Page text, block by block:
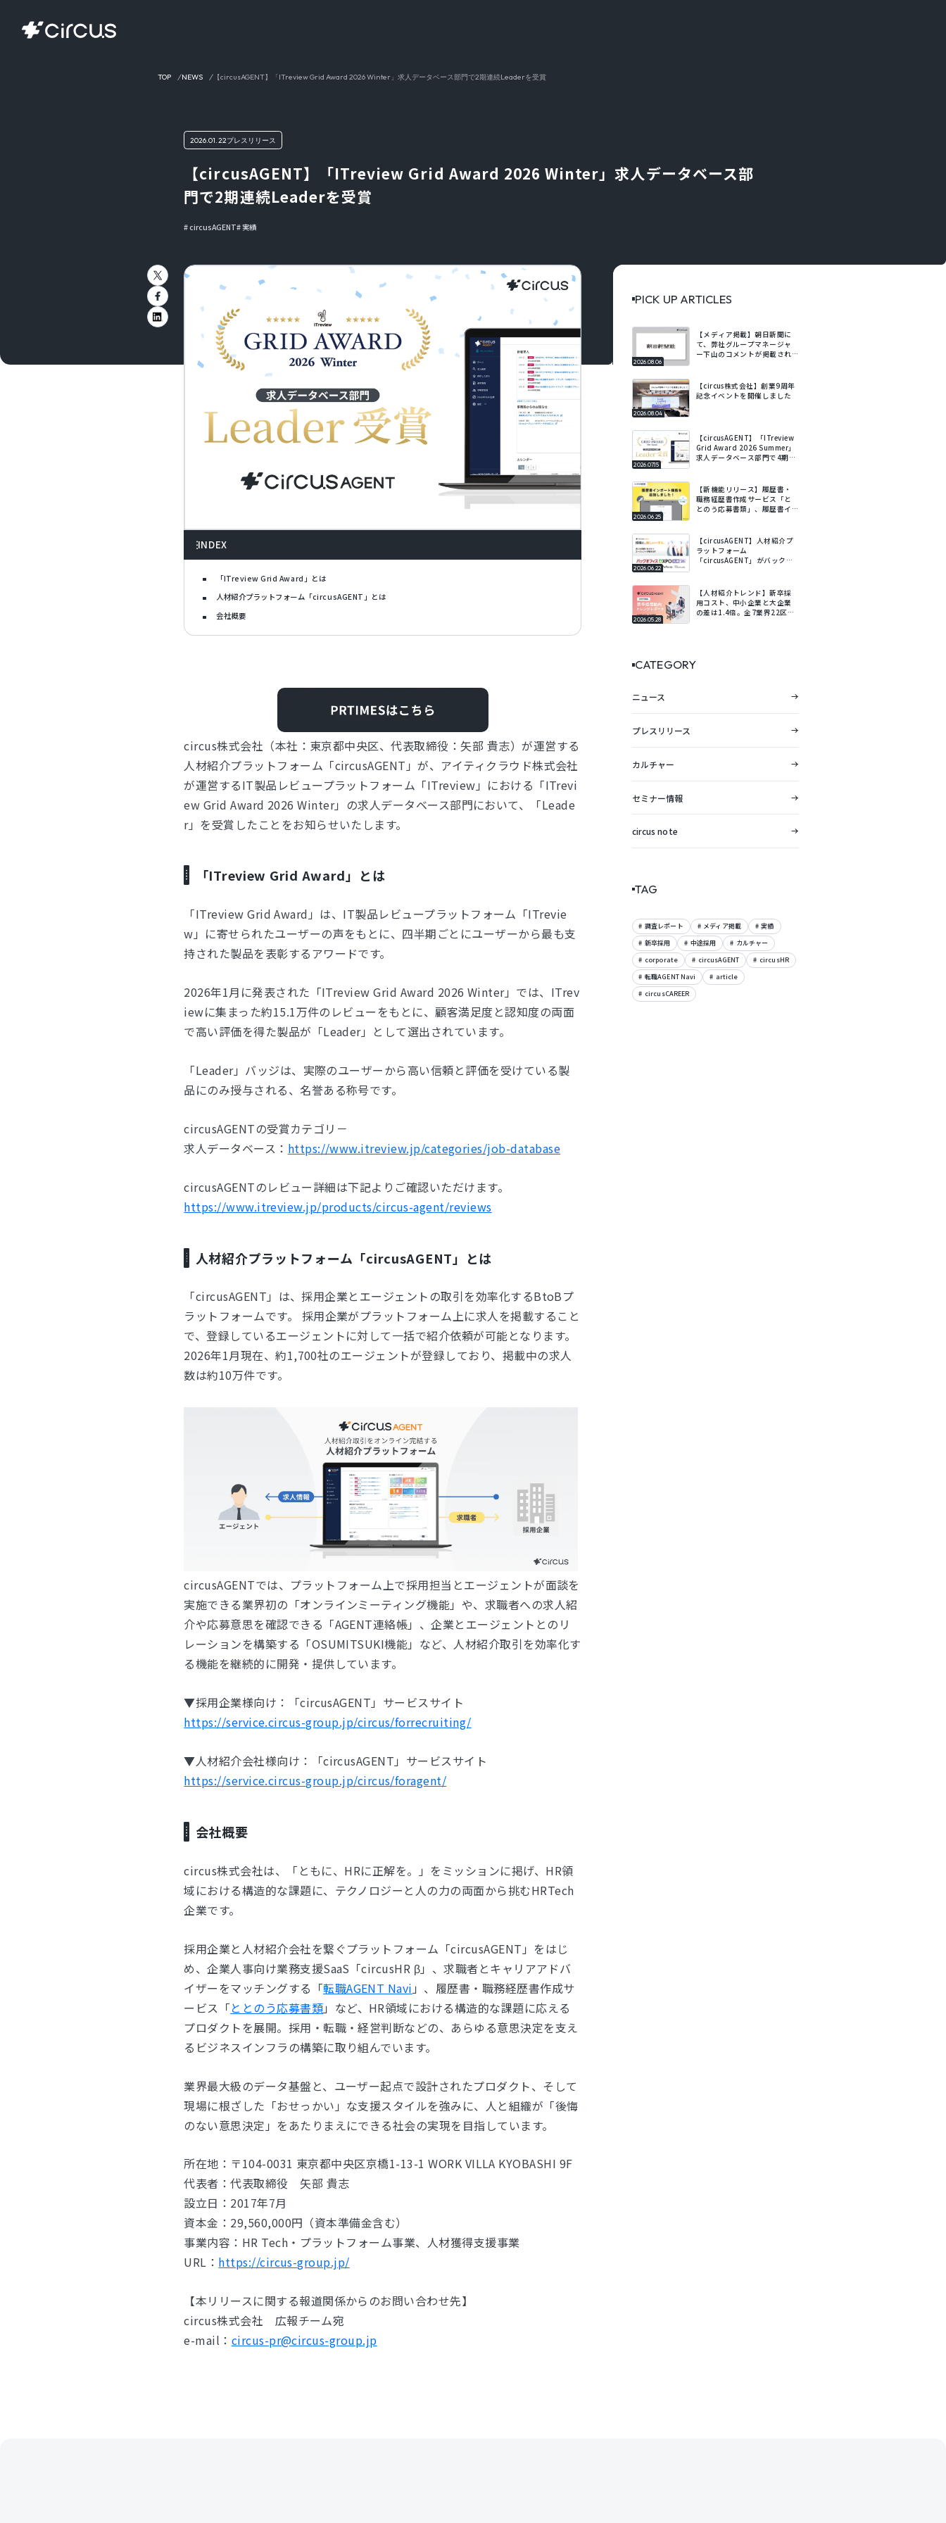
TOP NEWS 【circusAGENT】「ITreview Grid Award 2026 Winter」求人データベース部門で2期連続Leaderを受賞
2026.01.22プレスリリース
【circusAGENT】「ITreview Grid Award 2026 Winter」求人データベース部
門で2期連続Leaderを受賞
circusAGENT 実績
INDEX
「ITreview Grid Award」とは
人材紹介プラットフォーム「circusAGENT」とは
会社概要
circus株式会社（本社：東京都中央区、代表取締役：矢部 貴志）が運営する
人材紹介プラットフォーム「circusAGENT」が、アイティクラウド株式会社
が運営するIT製品レビュープラットフォーム「ITreview」における「ITrevi
ew Grid Award 2026 Winter」の求人データベース部門において、「Leade
r」を受賞したことをお知らせいたします。
「ITreview Grid Award」とは
「ITreview Grid Award」は、IT製品レビュープラットフォーム「ITrevie
w」に寄せられたユーザーの声をもとに、四半期ごとにユーザーから最も支
持された製品を表彰するアワードです。
2026年1月に発表された「ITreview Grid Award 2026 Winter」では、ITrev
iewに集まった約15.1万件のレビューをもとに、顧客満足度と認知度の両面
で高い評価を得た製品が「Leader」として選出されています。
「Leader」バッジは、実際のユーザーから高い信頼と評価を受けている製
品にのみ授与される、名誉ある称号です。
circusAGENTの受賞カテゴリ－
求人データベース： https://www.itreview.jp/categories/job-database
circusAGENTのレビュー詳細は下記よりご確認いただけます。
https://www.itreview.jp/products/circus-agent/reviews
人材紹介プラットフォーム「circusAGENT」とは
「circusAGENT」は、採用企業とエージェントの取引を効率化するBtoBプ
ラットフォームです。 採用企業がプラットフォーム上に求人を掲載すること
で、登録しているエージェントに対して一括で紹介依頼が可能となります。
2026年1月現在、約1,700社のエージェントが登録しており、掲載中の求人
数は約10万件です。
circusAGENTでは、プラットフォーム上で採用担当とエージェントが面談を
実施できる業界初の「オンラインミーティング機能」や、求職者への求人紹
介や応募意思を確認できる「AGENT連絡帳」、企業とエージェントとのリ
レーションを構築する「OSUMITSUKI機能」など、人材紹介取引を効率化す
る機能を継続的に開発・提供しています。
▼採用企業様向け：「circusAGENT」サービスサイト
https://service.circus-group.jp/circus/forrecruiting/
▼人材紹介会社様向け：「circusAGENT」サービスサイト
https://service.circus-group.jp/circus/foragent/
会社概要
circus株式会社は、「ともに、HRに正解を。」をミッションに掲げ、HR領
域における構造的な課題に、テクノロジーと人の力の両面から挑むHRTech
企業です。
採用企業と人材紹介会社を繋ぐプラットフォーム「circusAGENT」をはじ
め、企業人事向け業務支援SaaS「circusHR β」、求職者とキャリアアドバ
イザーをマッチングする「転職AGENT Navi 」、履歴書・職務経歴書作成サ
ービス「ととのう応募書類」など、HR領域における構造的な課題に応える
プロダクトを展開。採用・転職・経営判断などの、あらゆる意思決定を支え
るビジネスインフラの構築に取り組んでいます。
業界最大級のデータ基盤と、ユーザー起点で設計されたプロダクト、そして
現場に根ざした「おせっかい」な支援スタイルを強みに、人と組織が「後悔
のない意思決定」をあたりまえにできる社会の実現を目指しています。
所在地：〒104-0031 東京都中央区京橋1-13-1 WORK VILLA KYOBASHI 9F
代表者：代表取締役 矢部 貴志
設立日：2017年7月
資本金：29,560,000円（資本準備金含む）
事業内容：HR Tech・プラットフォーム事業、人材獲得支援事業
URL： https://circus-group.jp/
【本リリースに関する報道関係からのお問い合わせ先】
circus株式会社 広報チーム宛
e-mail： circus-pr@circus-group.jp
PICK UP ARTICLES
2026.08.06
【メディア掲載】朝日新聞に
て、弊社グループマネージャ
ー下山のコメントが掲載され
2026.08.04
【circus株式会社】創業9周年
記念イベントを開催しました
2026.07.15
【circusAGENT】「ITreview
Grid Award 2026 Summer」
求人データベース部門で4期連
2026.06.25
【新機能リリース】履歴書・
職務経歴書作成サービス「と
とのう応募書類」、履歴書イ
けでフォームに自動で入力。
2026.06.22
【circusAGENT】人材紹介プ
ラットフォーム
「circusAGENT」がバックオ
援。
2026.05.28
【人材紹介トレンド】新卒採
用コスト、中小企業と大企業
の差は1.4倍。全7業界22区
CATEGORY
ニュース
プレスリリース
カルチャー
セミナー情報
circus note
TAG
調査レポート メディア掲載
実績
新卒採用
中途採用
カルチャー
corporate
circusAGENT
circusHR
転職AGENT Navi
article
circusCAREER